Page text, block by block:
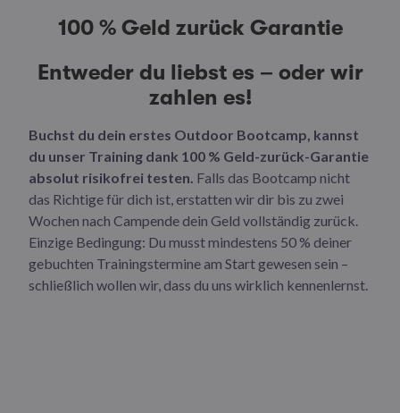
100 % Geld zurück Garantie
Entweder du liebst es – oder wir
zahlen es!
Buchst du dein erstes Outdoor Bootcamp, kannst
du unser Training dank 100 % Geld-zurück-Garantie
absolut risikofrei testen. Falls das Bootcamp nicht
das Richtige für dich ist, erstatten wir dir bis zu zwei
Wochen nach Campende dein Geld vollständig zurück.
Einzige Bedingung: Du musst mindestens 50 % deiner
gebuchten Trainingstermine am Start gewesen sein –
schließlich wollen wir, dass du uns wirklich kennenlernst.